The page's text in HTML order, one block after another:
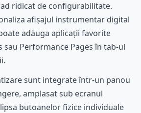
ridicat de configurabilitate.
afișajul instrumentar digital
adăuga aplicații favorite
sau Performance Pages în tab-ul
sunt integrate într-un panou
amplasat sub ecranul
butoanelor fizice individuale